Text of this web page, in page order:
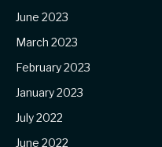
June 2023
March 2023
February 2023
January 2023
July 2022
June 2022